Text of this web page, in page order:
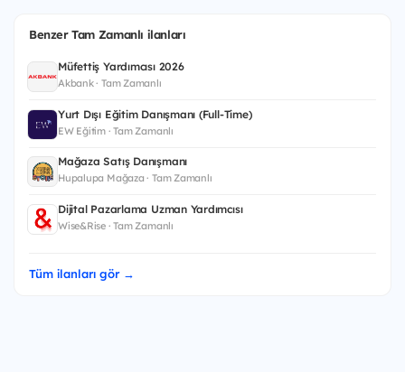
Benzer Tam Zamanlı ilanları
Müfettiş Yardımcısı 2026
Akbank · Tam Zamanlı
Yurt Dışı Eğitim Danışmanı (Full-Time)
EW Eğitim · Tam Zamanlı
Mağaza Satış Danışmanı
Hupalupa Mağaza · Tam Zamanlı
Dijital Pazarlama Uzman Yardımcısı
Wise&Rise · Tam Zamanlı
Tüm ilanları gör →